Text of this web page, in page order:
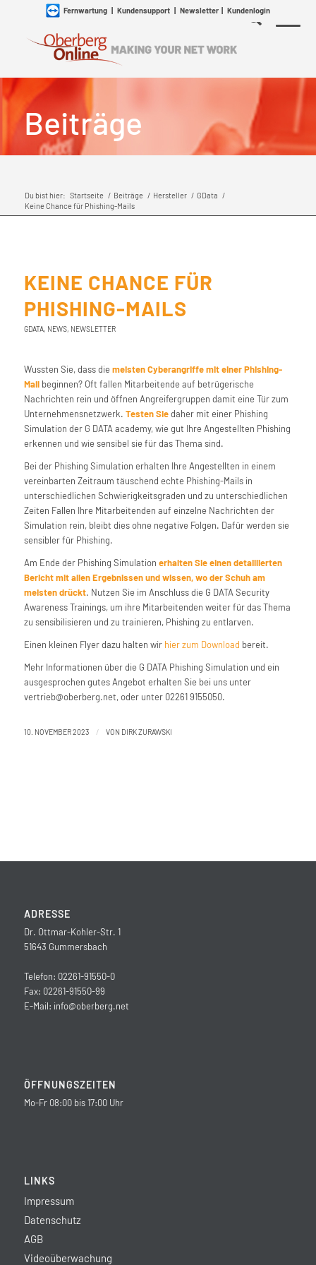
Fernwartung| Kundensupport| Newsletter| Kundenlogin
Beiträge
Du bist hier: Startseite / Beiträge / Hersteller / GData /
Keine Chance für Phishing-Mails
KEINE CHANCE FÜR
PHISHING-MAILS
GDATA, NEWS, NEWSLETTER
Wussten Sie, dass die meisten Cyberangriffe mit einer Phishing-
Mailbeginnen? Oft fallen Mitarbeitende auf betrügerische
Nachrichten rein und öffnen Angreifergruppen damit eine Tür zum
Unternehmensnetzwerk. Testen Siedaher mit einer Phishing
Simulation der G DATA academy, wie gut Ihre Angestellten Phishing
erkennen und wie sensibel sie für das Thema sind.
Bei der Phishing Simulation erhalten Ihre Angestellten in einem
vereinbarten Zeitraum täuschend echte Phishing-Mails in
unterschiedlichen Schwierigkeitsgraden und zu unterschiedlichen
Zeiten Fallen Ihre Mitarbeitenden auf einzelne Nachrichten der
Simulation rein, bleibt dies ohne negative Folgen. Dafür werden sie
sensibler für Phishing.
Am Ende der Phishing Simulation erhalten Sie einen detaillierten
Bericht mit allen Ergebnissen und wissen, wo der Schuh am
meisten drückt. Nutzen Sie im Anschluss die G DATA Security
Awareness Trainings, um ihre Mitarbeitenden weiter für das Thema
zu sensibilisieren und zu trainieren, Phishing zu entlarven.
Einen kleinen Flyer dazu halten wir hier zum Download bereit.
Mehr Informationen über die G DATA Phishing Simulation und ein
ausgesprochen gutes Angebot erhalten Sie bei uns unter
vertrieb@oberberg.net, oder unter 02261 9155050.
10. NOVEMBER 2023 / VON DIRK ZURAWSKI
ADRESSE
Dr. Ottmar-Kohler-Str. 1
51643 Gummersbach
Telefon: 02261-91550-0
Fax: 02261-91550-99
E-Mail: info@oberberg.net
ÖFFNUNGSZEITEN
Mo-Fr 08:00 bis 17:00 Uhr
LINKS
Impressum
Datenschutz
AGB
Videoüberwachung